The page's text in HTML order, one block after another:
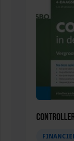
Controller